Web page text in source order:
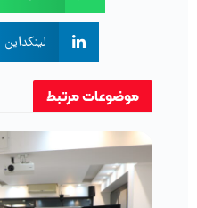
لینکداین
موضوعاتمرتبط